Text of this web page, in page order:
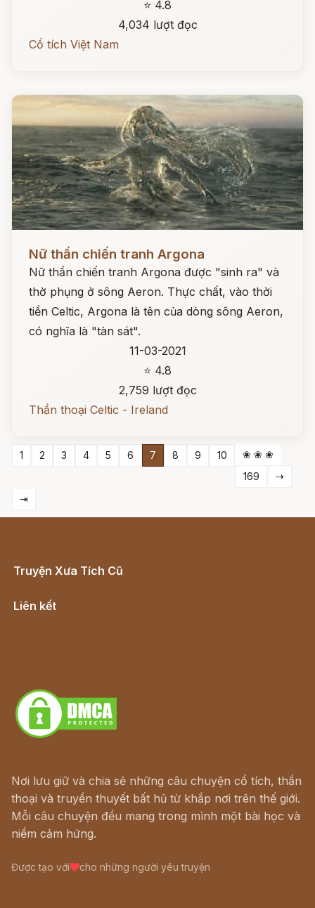
⭐ 4.8
4,034 lượt đọc
Cổ tích Việt Nam
Nữ thần chiến tranh Argona
Nữ thần chiến tranh Argona được "sinh ra" và
thờ phụng ở sông Aeron. Thực chất, vào thời
tiền Celtic, Argona là tên của dòng sông Aeron,
có nghĩa là "tàn sát".
11-03-2021
⭐ 4.8
2,759 lượt đọc
Thần thoại Celtic - Ireland
1 2 3 4 5 6 7 8 9 10
❀ ❀ ❀
169
⇢
⇥
Truyện Xưa Tích Cũ
Liên kết
Nơi lưu giữ và chia sẻ những câu chuyện cổ tích, thần
thoại và truyền thuyết bất hủ từ khắp nơi trên thế giới.
Mỗi câu chuyện đều mang trong mình một bài học và
niềm cảm hứng.
Được tạo với cho những người yêu truyện